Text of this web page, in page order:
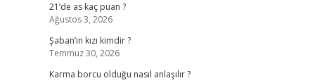
21’de as kaç puan ?
Ağustos 3, 2026
Şaban’ın kızı kimdir ?
Temmuz 30, 2026
Karma borcu olduğu nasıl anlaşılır ?